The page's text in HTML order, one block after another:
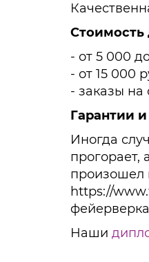
Стоимость
- от 5 000
- от 15 000
- заказы на
Гарантии
Иногда
прогорает,
произошел
https://
Наши